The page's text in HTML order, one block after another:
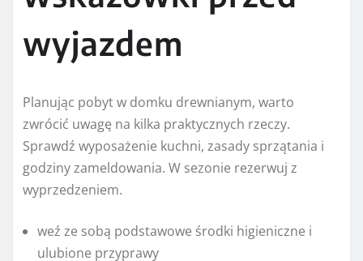
wyjazdem
Planując pobyt w domku drewnianym, warto
zwrócić uwagę na kilka praktycznych rzeczy.
Sprawdź wyposażenie kuchni, zasady sprzątania i
godziny zameldowania. W sezonie rezerwuj z
wyprzedzeniem.
weź ze sobą podstawowe środki higieniczne i
ulubione przyprawy